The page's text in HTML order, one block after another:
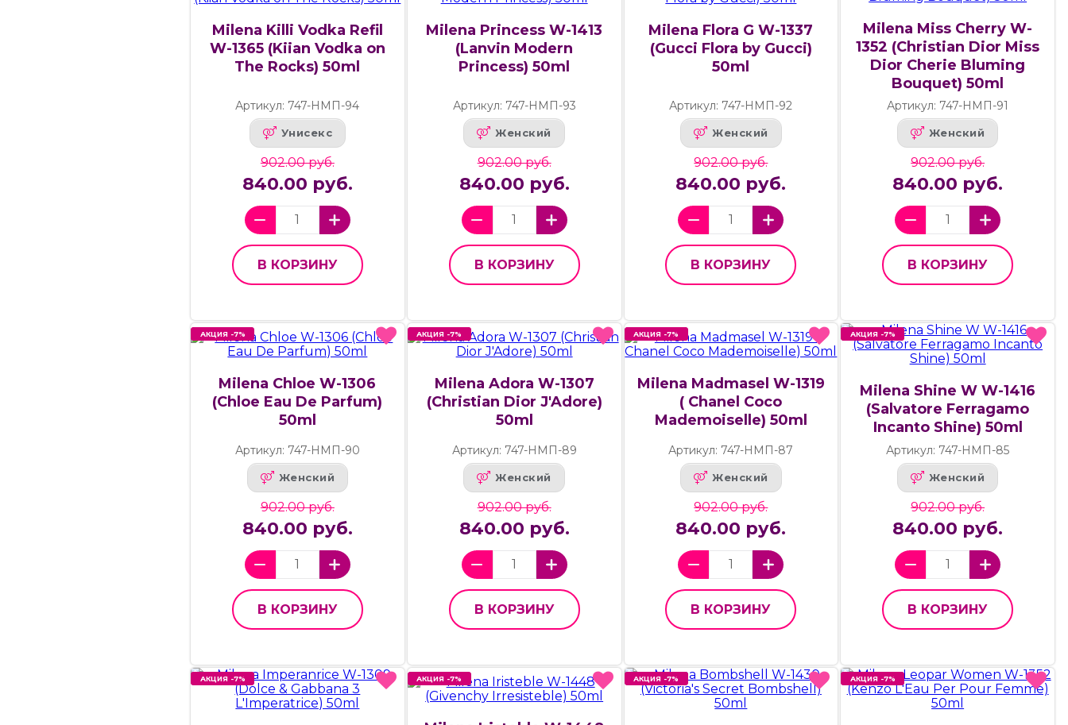
Milena Killi Vodka Refil
W-1365 (Kiian Vodka on
The Rocks) 50ml
Артикул: 747-НМП-94
Унисекс
902.00 руб.
840.00 руб.
В КОРЗИНУ
Milena Princess W-1413
(Lanvin Modern
Princess) 50ml
Артикул: 747-НМП-93
Женский
902.00 руб.
840.00 руб.
В КОРЗИНУ
Milena Flora G W-1337
(Gucci Flora by Gucci)
50ml
Артикул: 747-НМП-92
Женский
902.00 руб.
840.00 руб.
В КОРЗИНУ
Milena Miss Cherry W-
1352 (Christian Dior Miss
Dior Cherie Bluming
Bouquet) 50ml
Артикул: 747-НМП-91
Женский
902.00 руб.
840.00 руб.
В КОРЗИНУ
АКЦИЯ -7%
Milena Chloe W-1306
(Chloe Eau De Parfum)
50ml
Артикул: 747-НМП-90
Женский
АКЦИЯ -7%
902.00 руб.
840.00 руб.
В КОРЗИНУ
АКЦИЯ -7%
Milena Adora W-1307
(Christian Dior J'Adore)
50ml
Артикул: 747-НМП-89
Женский
АКЦИЯ -7%
902.00 руб.
840.00 руб.
В КОРЗИНУ
АКЦИЯ -7%
Milena Madmasel W-1319
( Chanel Coco
Mademoiselle) 50ml
Артикул: 747-НМП-87
Женский
АКЦИЯ -7%
902.00 руб.
840.00 руб.
В КОРЗИНУ
АКЦИЯ -7%
Milena Shine W W-1416
(Salvatore Ferragamo
Incanto Shine) 50ml
Артикул: 747-НМП-85
Женский
АКЦИЯ -7%
902.00 руб.
840.00 руб.
В КОРЗИНУ
АКЦИЯ -7%
АКЦИЯ -7% АКЦИЯ -7%
АКЦИЯ -7% АКЦИЯ -7%
АКЦИЯ -7% АКЦИЯ -7%
АКЦИЯ -7%